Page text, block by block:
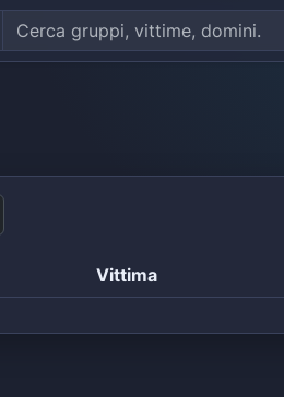
Vittima